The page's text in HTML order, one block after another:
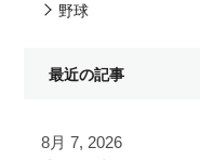
野球
最近の記事
8月 7, 2026